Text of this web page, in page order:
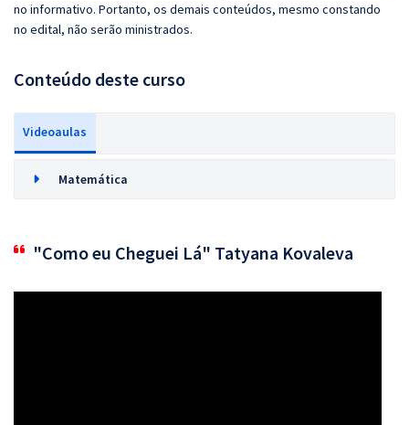
no informativo. Portanto, os demais conteúdos, mesmo constando
no edital, não serão ministrados.
Conteúdo deste curso
Videoaulas
Matemática
"Como eu Cheguei Lá" Tatyana Kovaleva